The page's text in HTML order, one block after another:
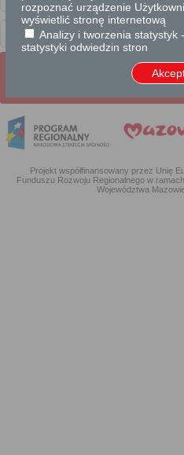
Usługi
dla
Projekt współfinansowany przez Unię
Funduszu Rozwoju Regionalnego w
Województwa
rozpoznać urządzenie
wyświetlić stronę internetową
Analizy i tworzenia statystyk
statystyki odwiedzin stron